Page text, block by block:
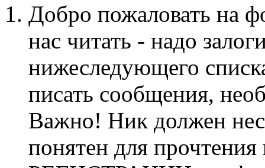
Добро пожаловать на
нас читать - надо
нижеследующего
писать сообщения,
Важно! Ник должен
понятен для